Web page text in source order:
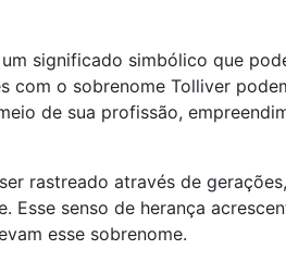
significado simbólico que
com o sobrenome Tolliver
de sua profissão,
rastreado através de
Esse senso de herança
esse sobrenome.